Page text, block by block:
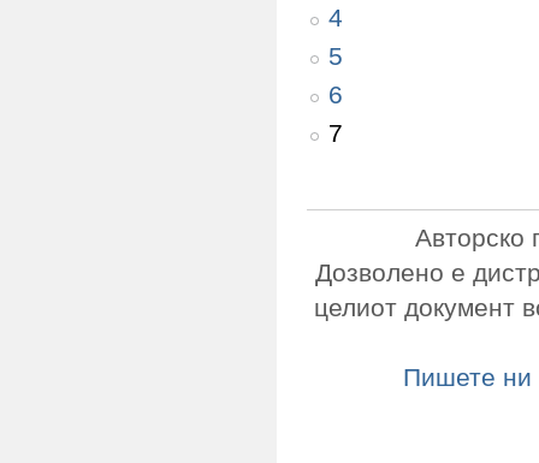
4
5
6
7
Авторско
Дозволено е
целиот документ
Пишете ни